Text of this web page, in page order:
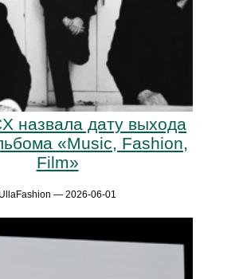
назвала дату выхода
«Music, Fashion,
Film»
UllaFashion — 2026-06-01